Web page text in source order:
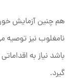
هم چنین آزمایش
نامغلوب نیز توصیه
باشد نیاز به
گیرد.